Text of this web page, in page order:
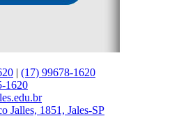
| (17) 99678-1620
1620
Jalles, 1851, Jales-SP